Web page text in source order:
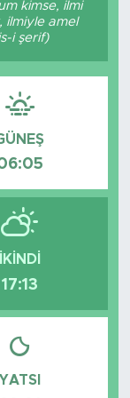
kimse, ilmi
ilmiyle amel
i şerif)
İKINDI
17:13
YATSI